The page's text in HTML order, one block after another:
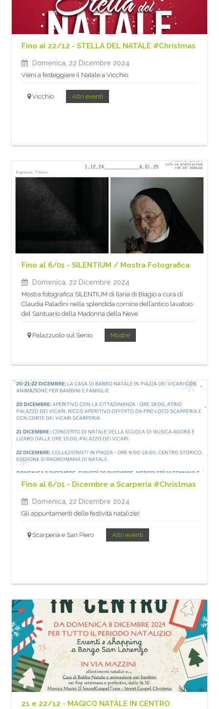
Fino al 22/12 - STELLA DEL NATALE #Christmas
Domenica, 22 Dicembre 2024
Vieni a festeggiare il Natale a Vicchio
Vicchio Altri eventi
Fino al 6/01 - SILENTIUM / Mostra Fotografica
Domenica, 22 Dicembre 2024
Mostra fotografica SILENTIUM di Ilaria di Biagio a cura di
Claudia Paladini nella splendida cornice dell’antico lavatoio
del Santuario della Madonna della Neve
Palazzuolo sul Senio Mostre
Fino al 6/01 - Dicembre a Scarperia #Christmas
Domenica, 22 Dicembre 2024
Gli appuntamenti delle festività natalizie!
Scarperia e San Piero Altri eventi
21 e 22/12 - MAGICO NATALE IN CENTRO